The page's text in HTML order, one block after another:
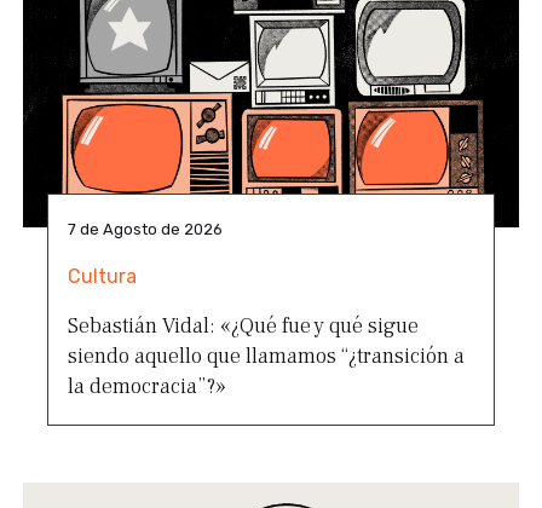
7 de Agosto de 2026
Cultura
Sebastián Vidal: «¿Qué fue y qué sigue
siendo aquello que llamamos “¿transición a
la democracia”?»